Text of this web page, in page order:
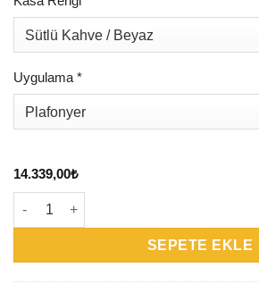
Uygulama *
14.339,00₺
VR1055 – Halocraft Timber Plafonyer adet
SEPETE EKLE